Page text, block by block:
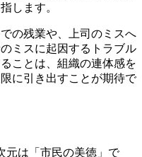
します。
の残業や、上司のミスへ
ミスに起因するトラブル
ことは、組織の連体感を
に引き出すことが期待で
元は「市民の美徳」で